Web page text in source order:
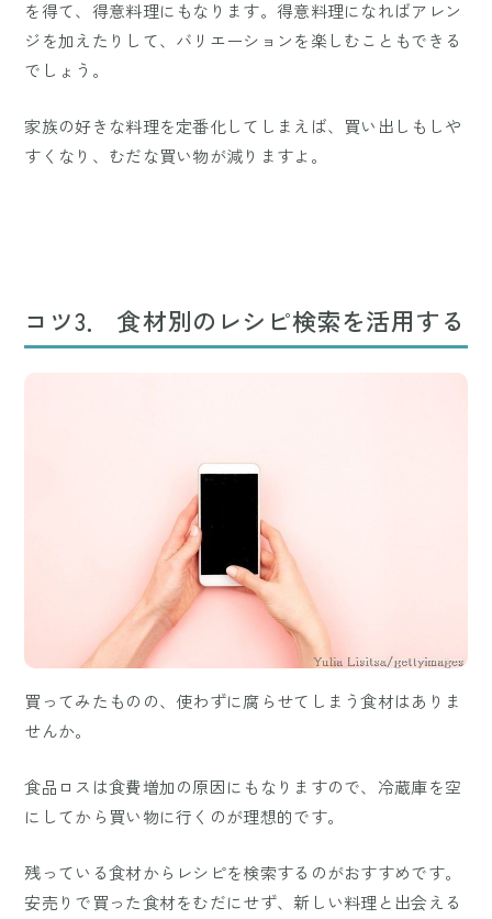
を得て、得意料理にもなります。得意料理になればアレン
ジを加えたりして、バリエーションを楽しむこともできる
でしょう。
家族の好きな料理を定番化してしまえば、買い出しもしや
すくなり、むだな買い物が減りますよ。
コツ3． 食材別のレシピ検索を活用する
買ってみたものの、使わずに腐らせてしまう食材はありま
せんか。
食品ロスは食費増加の原因にもなりますので、冷蔵庫を空
にしてから買い物に行くのが理想的です。
残っている食材からレシピを検索するのがおすすめです。
安売りで買った食材をむだにせず、新しい料理と出会える